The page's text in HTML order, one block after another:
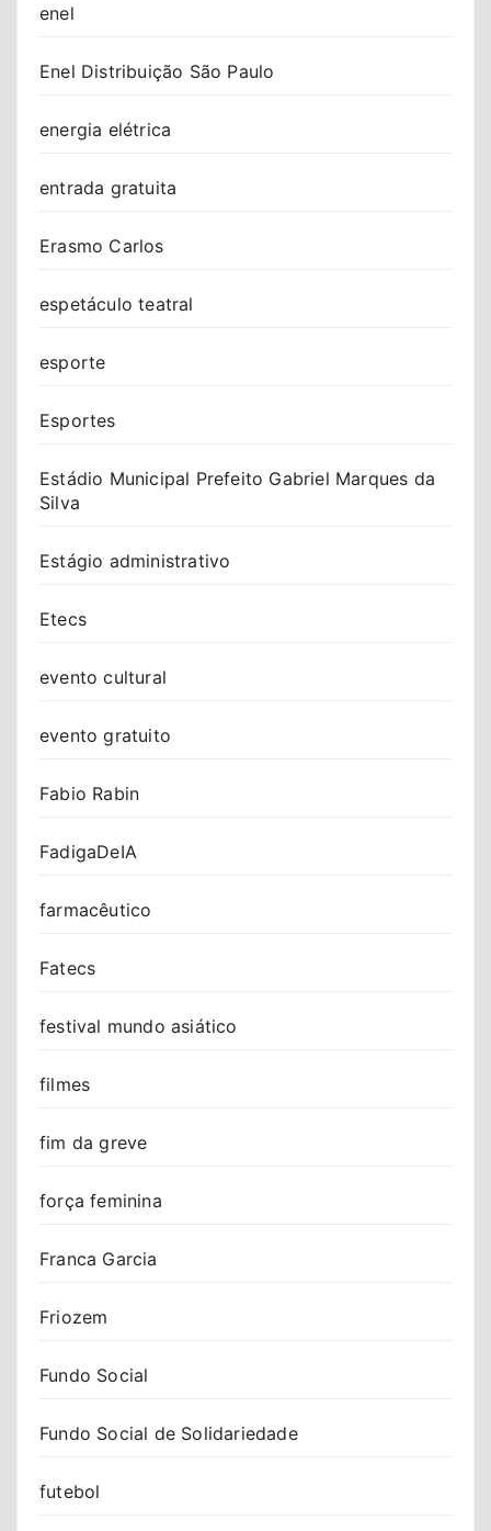
enel
Enel Distribuição São Paulo
energia elétrica
entrada gratuita
Erasmo Carlos
espetáculo teatral
esporte
Esportes
Estádio Municipal Prefeito Gabriel Marques da
Silva
Estágio administrativo
Etecs
evento cultural
evento gratuito
Fabio Rabin
FadigaDeIA
farmacêutico
Fatecs
festival mundo asiático
filmes
fim da greve
força feminina
Franca Garcia
Friozem
Fundo Social
Fundo Social de Solidariedade
futebol